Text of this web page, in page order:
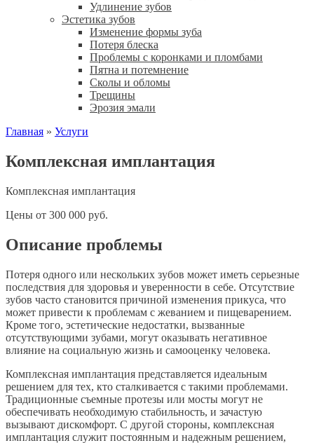
Удлинение зубов
Эстетика зубов
Изменение формы зуба
Потеря блеска
Проблемы с коронками и пломбами
Пятна и потемнение
Сколы и обломы
Трещины
Эрозия эмали
Главная » Услуги
Комплексная имплантация
Комплексная имплантация
Цены от 300 000 руб.
Описание проблемы
Потеря одного или нескольких зубов может иметь серьезные
последствия для здоровья и уверенности в себе. Отсутствие
зубов часто становится причиной изменения прикуса, что
может привести к проблемам с жеванием и пищеварением.
Кроме того, эстетические недостатки, вызванные
отсутствующими зубами, могут оказывать негативное
влияние на социальную жизнь и самооценку человека.
Комплексная имплантация представляется идеальным
решением для тех, кто сталкивается с такими проблемами.
Традиционные съемные протезы или мосты могут не
обеспечивать необходимую стабильность, и зачастую
вызывают дискомфорт. С другой стороны, комплексная
имплантация служит постоянным и надежным решением,